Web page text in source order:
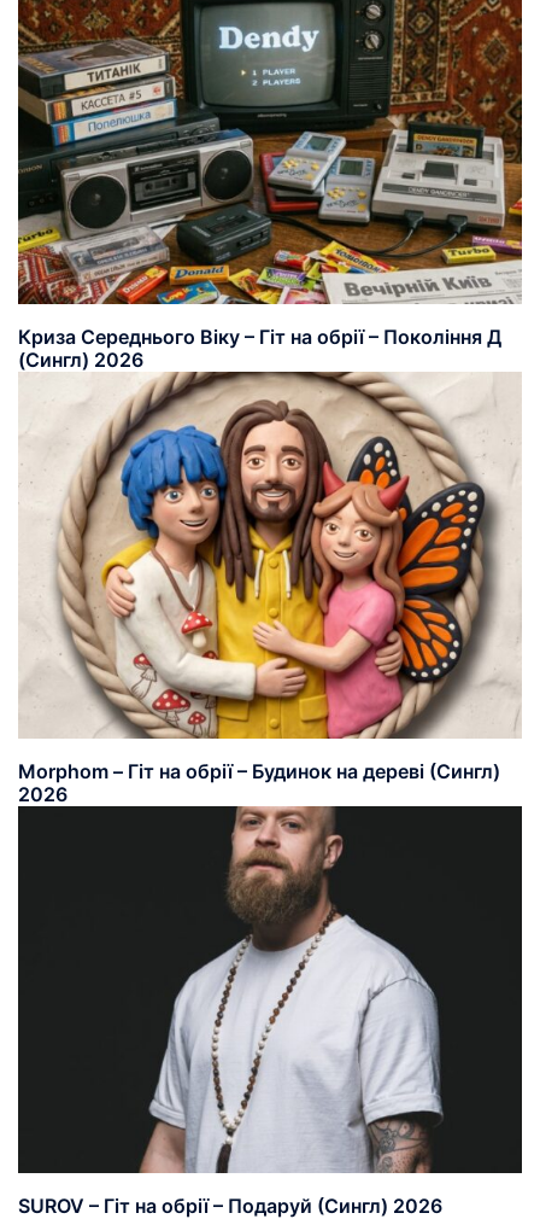
Криза Середнього Віку – Гіт на обрії – Покоління Д
(Сингл) 2026
Morphom – Гіт на обрії – Будинок на дереві (Сингл)
2026
SUROV – Гіт на обрії – Подаруй (Сингл) 2026